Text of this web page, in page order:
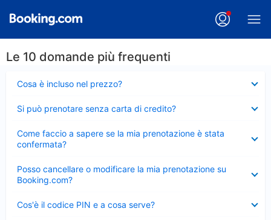
Le 10 domande più frequenti
Cosa è incluso nel prezzo?
chiuso
Si può prenotare senza carta di credito?
chiuso
Come faccio a sapere se la mia prenotazione è stata
confermata?
chiuso
Posso cancellare o modificare la mia prenotazione su
Booking.com?
chiuso
Cos'è il codice PIN e a cosa serve?
chiuso